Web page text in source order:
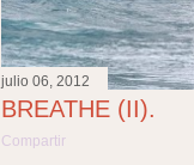
julio 06, 2012
BREATHE (II).
Compartir